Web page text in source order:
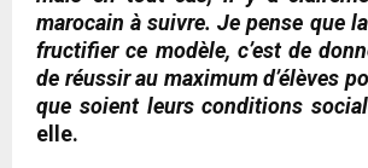
marocain à suivre. Je pense que
fructifier ce modèle, c’est de
de réussir au maximum d’élèves
que soient leurs conditions
elle.